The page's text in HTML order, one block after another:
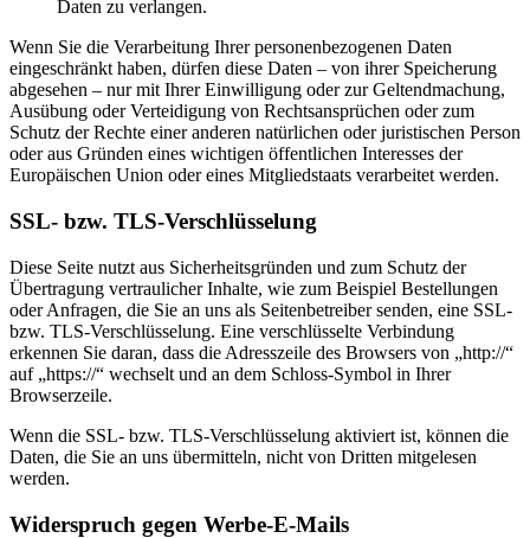
Daten zu verlangen.
Wenn Sie die Verarbeitung Ihrer personenbezogenen Daten
eingeschränkt haben, dürfen diese Daten – von ihrer Speicherung
abgesehen – nur mit Ihrer Einwilligung oder zur Geltendmachung,
Ausübung oder Verteidigung von Rechtsansprüchen oder zum
Schutz der Rechte einer anderen natürlichen oder juristischen Person
oder aus Gründen eines wichtigen öffentlichen Interesses der
Europäischen Union oder eines Mitgliedstaats verarbeitet werden.
SSL- bzw. TLS-Verschlüsselung
Diese Seite nutzt aus Sicherheitsgründen und zum Schutz der
Übertragung vertraulicher Inhalte, wie zum Beispiel Bestellungen
oder Anfragen, die Sie an uns als Seitenbetreiber senden, eine SSL-
bzw. TLS-Verschlüsselung. Eine verschlüsselte Verbindung
erkennen Sie daran, dass die Adresszeile des Browsers von „http://“
auf „https://“ wechselt und an dem Schloss-Symbol in Ihrer
Browserzeile.
Wenn die SSL- bzw. TLS-Verschlüsselung aktiviert ist, können die
Daten, die Sie an uns übermitteln, nicht von Dritten mitgelesen
werden.
Widerspruch gegen Werbe-E-Mails